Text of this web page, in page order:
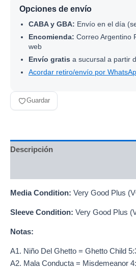
Opciones de envío
CABA y GBA: Envío en el día
Encomienda: Correo Argentino
web
Envío gratis a sucursal a partir
Acordar retiro/envío por
Guardar
Descripción
Media Condition: Very Good Plus
Sleeve Condition: Very Good Plus
Notas:
A1. Niño Del Ghetto = Ghetto Child
A2. Mala Conducta = Misdemeanor